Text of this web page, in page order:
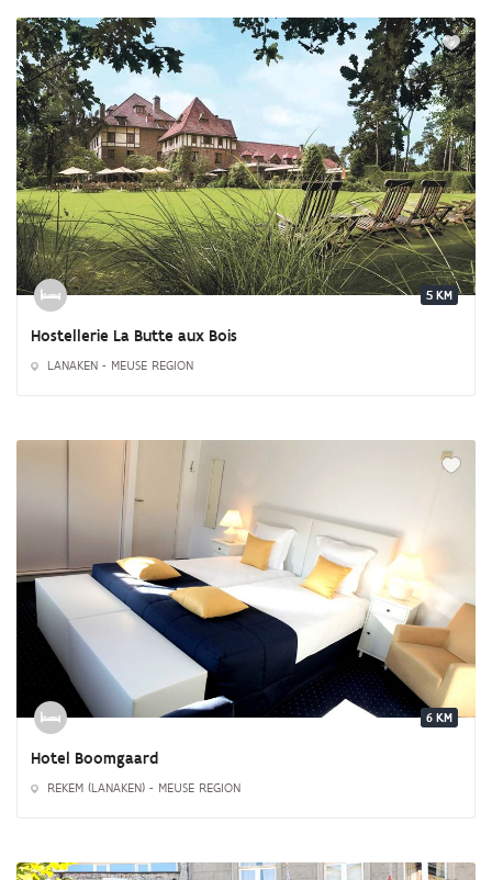
5 KM
Hostellerie La Butte aux Bois
LANAKEN - MEUSE REGION
6 KM
Hotel Boomgaard
REKEM (LANAKEN) - MEUSE REGION